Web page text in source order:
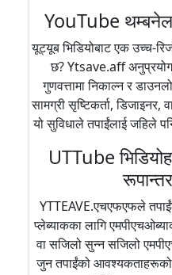
YouTube
यूट्यूब भिडियोबाट एक उच्च-
छ? Ytsave.aff
गुणवत्तामा निकाल्न र
सामग्री सृष्टिकर्ता,
यो सुविधाले तपाईंलाई जहिले
UTTube
YTTEAVE.एचएफएफले
प्लेब्याकका लागि
वा सजिलो सुन्न सजिलो
जुन तपाईंको आवश्यकताहरूको